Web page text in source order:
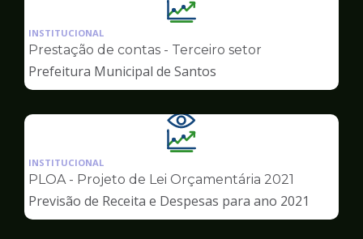
Ilustração
da
pagina
de
Transparência
INSTITUCIONAL
Prestação de contas - Terceiro setor
Prefeitura Municipal de Santos
Ilustração
da
pagina
Transparência
INSTITUCIONAL
PLOA - Projeto de Lei Orçamentária 2021
Previsão de Receita e Despesas para ano 2021